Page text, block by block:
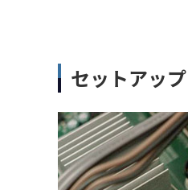
セットアッ